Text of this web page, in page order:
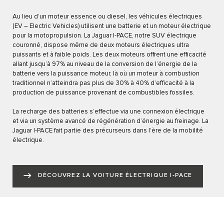
Au lieu d’un moteur essence ou diesel, les véhicules électriques
(EV – Electric Vehicles) utilisent une batterie et un moteur électrique
pour la motopropulsion. La Jaguar I-PACE, notre SUV électrique
couronné, dispose même de deux moteurs électriques ultra
puissants et à faible poids. Les deux moteurs offrent une efficacité
allant jusqu’à 97% au niveau de la conversion de l’énergie de la
batterie vers la puissance moteur, là où un moteur à combustion
traditionnel n’atteindra pas plus de 30% à 40% d’efficacité à la
production de puissance provenant de combustibles fossiles.
La recharge des batteries s’effectue via une connexion électrique
et via un système avancé de régénération d’énergie au freinage. La
Jaguar I-PACE fait partie des précurseurs dans l’ère de la mobilité
électrique.
DÉCOUVREZ LA VOITURE ÉLECTRIQUE I‑PACE